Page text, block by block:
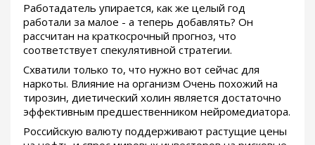
Работадатель упирается, как же целый год
работали за малое - а теперь добавлять? Он
рассчитан на краткосрочный прогноз, что
соответствует спекулятивной стратегии.
Схватили только то, что нужно вот сейчас для
наркоты. Влияние на организм Очень похожий на
тирозин, диетический холин является достаточно
эффективным предшественником нейромедиатора.
Российскую валюту поддерживают растущие цены